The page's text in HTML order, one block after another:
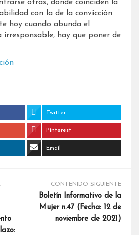
otras, donde coinciden la
con la de la convicción
hoy cuando abunda el
hay que poner de
Twitter
Pinterest
Email
CONTENIDO SIGUIENTE
Boletín Informativo de la
Mujer n.47 (Fecha: 12 de
noviembre de 2021)